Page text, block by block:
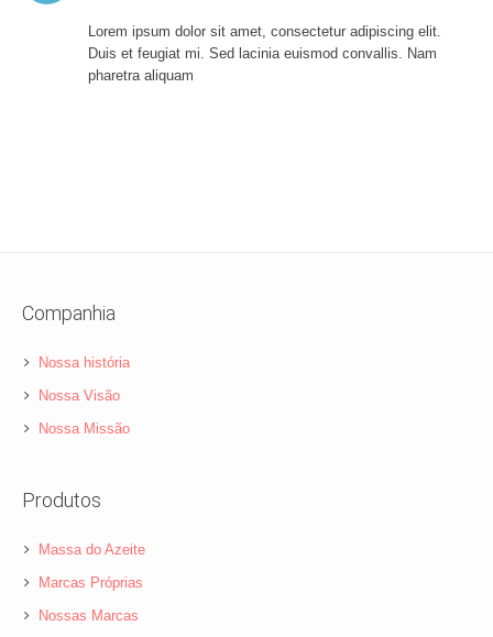
Lorem ipsum dolor sit amet, consectetur adipiscing elit.
Duis et feugiat mi. Sed lacinia euismod convallis. Nam
pharetra aliquam
Companhia
Nossa história
Nossa Visão
Nossa Missão
Produtos
Massa do Azeite
Marcas Próprias
Nossas Marcas